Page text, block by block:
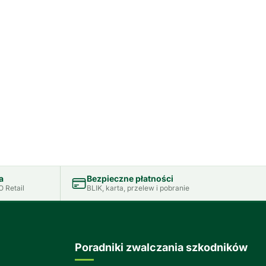
Retail
Bezpieczne płatności
BLIK, karta, przelew i pobranie
Poradniki zwalczania szkodników